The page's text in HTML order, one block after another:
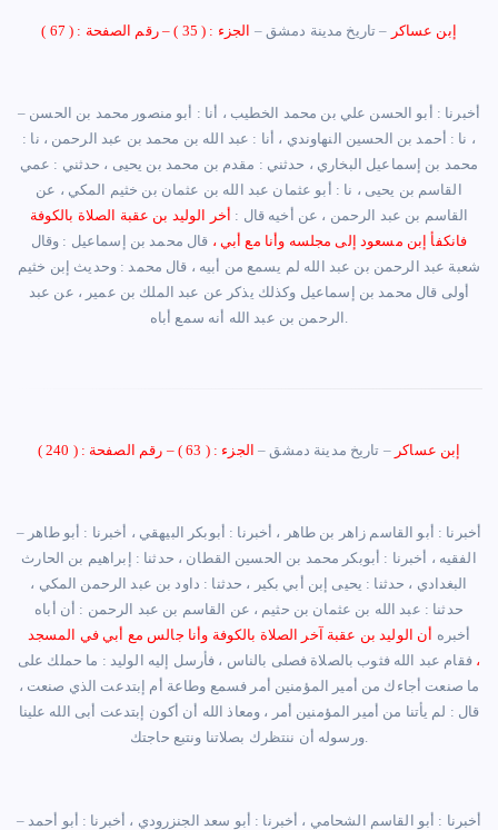
إبن عساكر – تاريخ مدينة دمشق – الجزء : ( 35 ) –رقم الصفحة : ( 67 )
– أخبرنا : أبو الحسن علي بن محمد الخطيب ، أنا : أبو منصور محمد بن الحسن
، نا : أحمد بن الحسين النهاوندي ، أنا : عبد الله بن محمد بن عبد الرحمن ، نا :
محمد بن إسماعيل البخاري ، حدثني : مقدم بن محمد بن يحيى ، حدثني : عمي
القاسم بن يحيى ، نا : أبو عثمان عبد الله بن عثمان بن خثيم المكي ، عن
القاسم بن عبد الرحمن ، عن أخيه قال : أخر الوليد بن عقبة الصلاة بالكوفة
فانكفأ إبن مسعود إلى مجلسه وأنا مع أبي ، قال محمد بن إسماعيل : وقال
شعبة عبد الرحمن بن عبد الله لم يسمع من أبيه ، قال محمد : وحديث إبن خثيم
أولى قال محمد بن إسماعيل وكذلك يذكر عن عبد الملك بن عمير ، عن عبد
إبن عساكر – تاريخ مدينة دمشق– الجزء : ( 63 ) – رقم الصفحة : ( 240 )
– أخبرنا : أبو القاسم زاهر بن طاهر ، أخبرنا : أبوبكر البيهقي ، أخبرنا : أبو طاهر
الفقيه ، أخبرنا : أبوبكر محمد بن الحسين القطان ، حدثنا : إبراهيم بن الحارث
البغدادي ، حدثنا : يحيى إبن أبي بكير ، حدثنا : داود بن عبد الرحمن المكي ،
حدثنا : عبد الله بن عثمان بن حثيم ، عن القاسم بن عبد الرحمن : أن أباه
أخبره أن الوليد بن عقبة آخر الصلاة بالكوفة وأنا جالس مع أبي في المسجد
،فقام عبد الله فثوب بالصلاة فصلى بالناس ، فأرسل إليه الوليد : ما حملك على
ما صنعت أجاءك من أمير المؤمنين أمر فسمع وطاعة أم إبتدعت الذي صنعت ،
قال : لم يأتنا من أمير المؤمنين أمر ، ومعاذ الله أن أكون إبتدعت أبى الله علينا
ورسوله أن ننتظرك بصلاتنا ونتبع حاجتك.
– أخبرنا : أبو القاسم الشحامي ، أخبرنا : أبو سعد الجنزرودي ، أخبرنا : أبو أحمد